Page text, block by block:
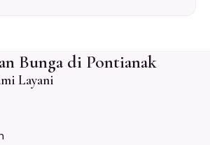
Bunga di Pontianak
Layani